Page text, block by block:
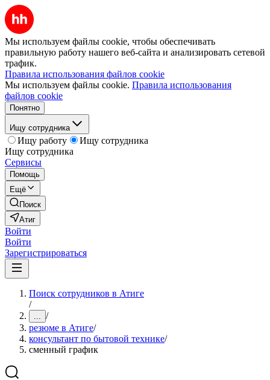
Мы используем файлы cookie, чтобы обеспечивать
правильную работу нашего веб-сайта и анализировать сетевой
трафик.
Правила использования файлов cookie
Мы используем файлы cookie. Правила использования
файлов cookie
Понятно
Ищу сотрудника
Ищу работу
Ищу сотрудника
Ищу сотрудника
Сервисы
Помощь
Ещё
Поиск
Атиг
Войти
Войти
Зарегистрироваться
Поиск сотрудников в Атиге
/
... /
резюме в Атиге/
консультант по бытовой технике/
сменный график